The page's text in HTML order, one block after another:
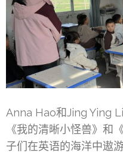
Anna Hao和Jing Ying
《我的清晰小怪兽》和
子们在英语的海洋中遨